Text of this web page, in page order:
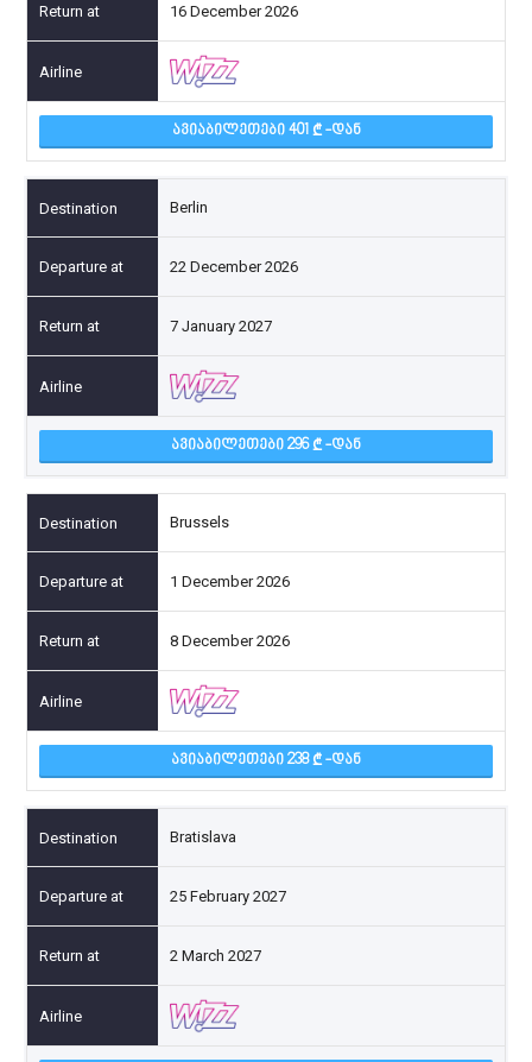
16 December 2026
ᲐᲕᲘᲐᲑᲘᲚᲔᲗᲔᲑᲘ 401 -ᲓᲐᲜ
Berlin
22 December 2026
7 January 2027
ᲐᲕᲘᲐᲑᲘᲚᲔᲗᲔᲑᲘ 296 -ᲓᲐᲜ
Brussels
1 December 2026
8 December 2026
ᲐᲕᲘᲐᲑᲘᲚᲔᲗᲔᲑᲘ 238 -ᲓᲐᲜ
Bratislava
25 February 2027
2 March 2027